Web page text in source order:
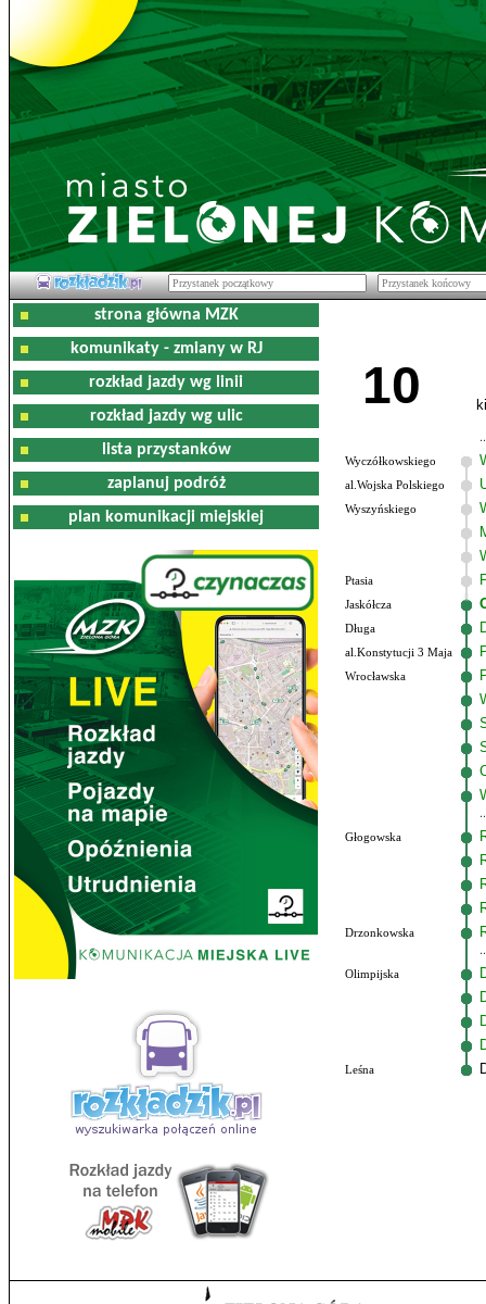
strona główna MZK
komunikaty - zmiany w RJ
rozkład jazdy wg linii
rozkład jazdy wg ulic
lista przystanków
zaplanuj podróż
plan komunikacji miejskiej
10
Wyczółkowskiego
al.Wojska Polskiego
Wyszyńskiego
Ptasia
Jaskółcza
Długa
al.Konstytucji 3 Maja
Wrocławska
Głogowska
Drzonkowska
Olimpijska
Leśna